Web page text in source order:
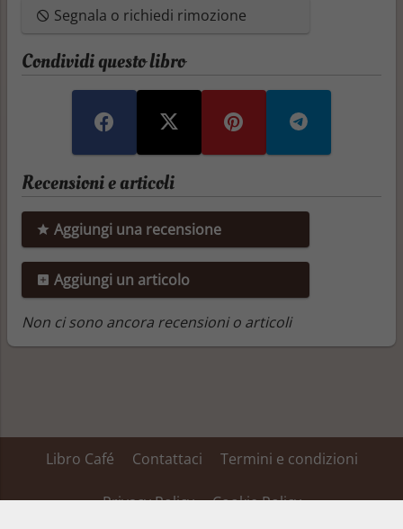
Segnala o richiedi rimozione
Condividi questo libro
Recensioni e articoli
Aggiungi una recensione
Aggiungi un articolo
Non ci sono ancora recensioni o articoli
Libro Café Contattaci Termini e condizioni
Privacy Policy Cookie Policy